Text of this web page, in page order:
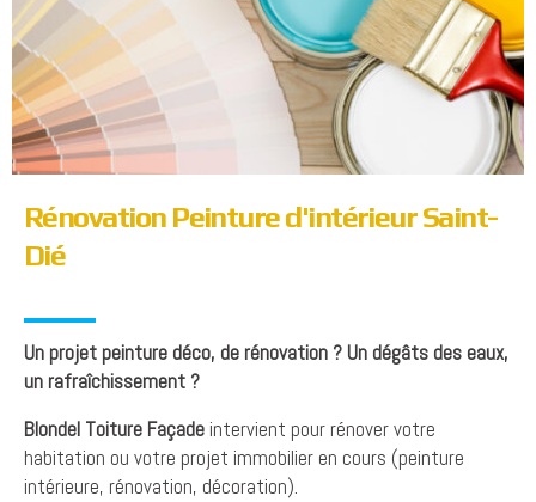
Rénovation Peinture d'intérieur Saint-
Dié
Un projet peinture déco, de rénovation ? Un dégâts des eaux,
un rafraîchissement ?
Blondel Toiture Façade intervient pour rénover votre
habitation ou votre projet immobilier en cours (peinture
intérieure, rénovation, décoration).